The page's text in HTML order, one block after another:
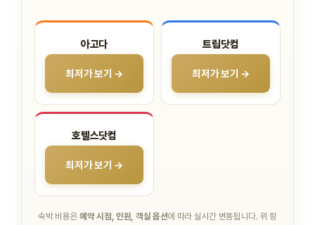
아고다
최저가 보기 →
트립닷컴
최저가 보기 →
호텔스닷컴
최저가 보기 →
숙박 비용은예약 시점, 인원, 객실 옵션에 따라 실시간 변동됩니다.위 링